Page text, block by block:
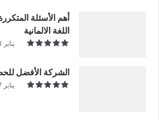
اللغة الالمانية
يناير 13, 2022
الشركة الأفضل
يناير 7, 2022